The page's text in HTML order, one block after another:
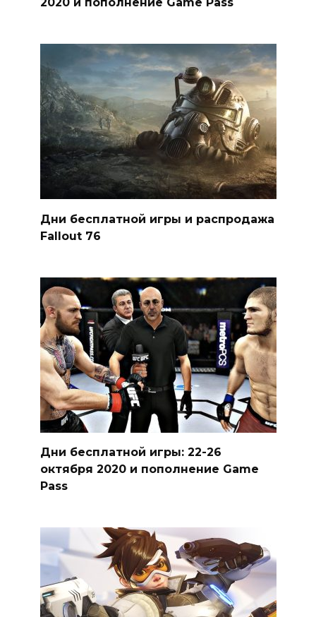
Дни бесплатной игры и распродажа
Fallout 76
Дни бесплатной игры: 22-26
октября 2020 и пополнение Game
Pass